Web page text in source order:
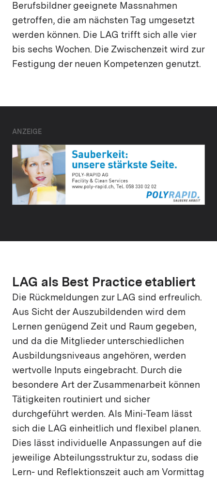
Berufsbildner geeignete Massnahmen
getroffen, die am nächsten Tag umgesetzt
werden können. Die LAG trifft sich alle vier
bis sechs Wochen. Die Zwischenzeit wird zur
Festigung der neuen Kompetenzen genutzt.
ANZEIGE
LAG als Best Practice etabliert
Die Rückmeldungen zur LAG sind erfreulich.
Aus Sicht der Auszubildenden wird dem
Lernen genügend Zeit und Raum gegeben,
und da die Mitglieder unterschiedlichen
Ausbildungsniveaus angehören, werden
wertvolle Inputs eingebracht. Durch die
besondere Art der Zusammenarbeit können
Tätigkeiten routiniert und sicher
durchgeführt werden. Als Mini-Team lässt
sich die LAG einheitlich und flexibel planen.
Dies lässt individuelle Anpassungen auf die
jeweilige Abteilungsstruktur zu, sodass die
Lern- und Reflektionszeit auch am Vormittag